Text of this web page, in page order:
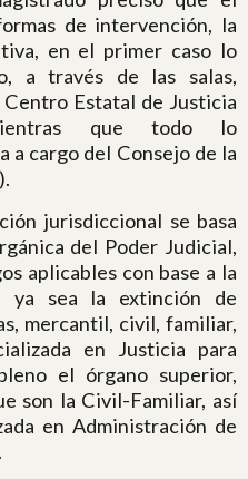
de intervención, la
en el primer caso lo
a través de las salas,
Estatal de Justicia
que todo lo
a cargo del Consejo de la
jurisdiccional se basa
del Poder Judicial,
aplicables con base a la
ya sea la extinción de
mercantil, civil, familiar,
en Justicia para
el órgano superior,
son la Civil-Familiar, así
en Administración de